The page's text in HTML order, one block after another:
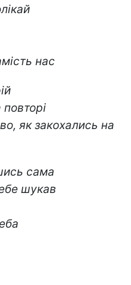
нас
як закохались на
сама
шукав